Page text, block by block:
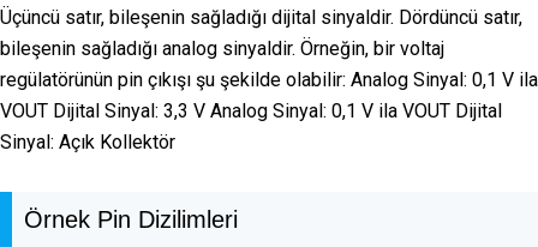
Üçüncü satır, bileşenin sağladığı dijital sinyaldir. Dördüncü satır,
bileşenin sağladığı analog sinyaldir. Örneğin, bir voltaj
regülatörünün pin çıkışı şu şekilde olabilir: Analog Sinyal: 0,1 V ila
VOUT Dijital Sinyal: 3,3 V Analog Sinyal: 0,1 V ila VOUT Dijital
Sinyal: Açık Kollektör
Örnek Pin Dizilimleri